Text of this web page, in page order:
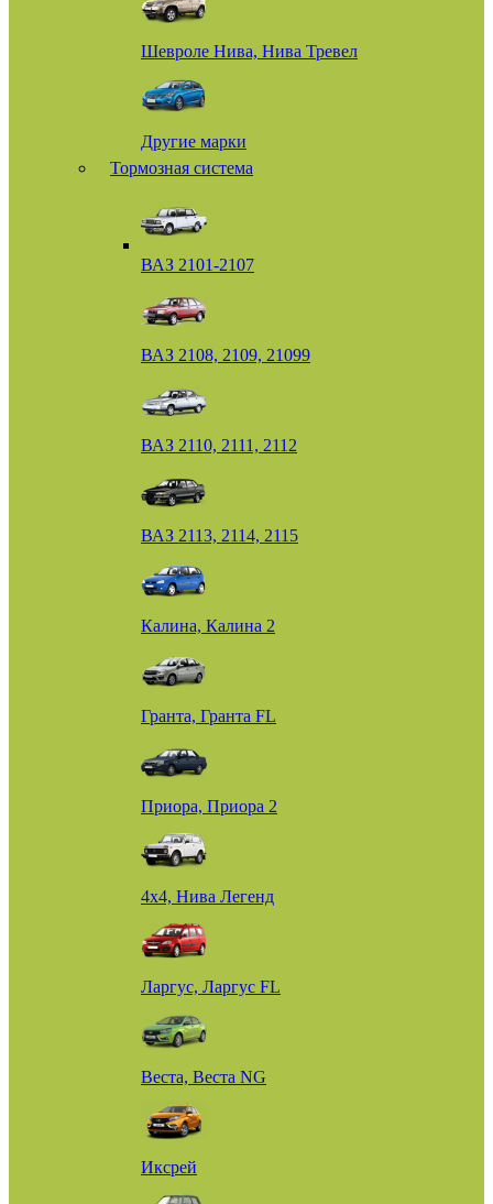
Шевроле Нива, Нива Тревел
Другие марки
Тормозная система
ВАЗ 2101-2107
ВАЗ 2108, 2109, 21099
ВАЗ 2110, 2111, 2112
ВАЗ 2113, 2114, 2115
Калина, Калина 2
Гранта, Гранта FL
Приора, Приора 2
4х4, Нива Легенд
Ларгус, Ларгус FL
Веста, Веста NG
Иксрей